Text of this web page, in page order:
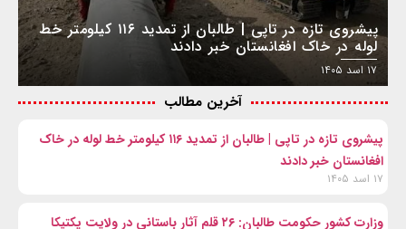
پیشروی تازه در تاپی | طالبان از تمدید ۱۱۶ کیلومتر خط
لوله در خاک افغانستان خبر دادند
۱۷ اسد ۱۴۰۵
آخرین مطالب
پیشروی تازه در تاپی | طالبان از تمدید ۱۱۶ کیلومتر خط لوله در خاک
افغانستان خبر دادند
۱۷ اسد ۱۴۰۵
وزارت کشور حکومت طالبان: ۲۶ قلم آثار باستانی در ولایت پکتیکا